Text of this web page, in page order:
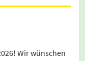
Wir wünschen